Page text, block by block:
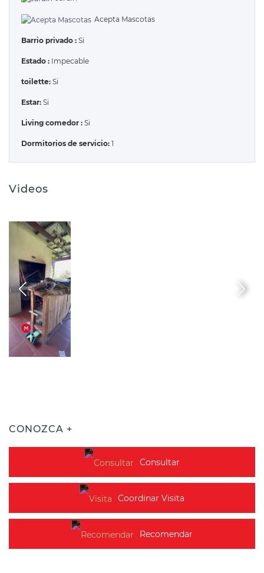
Acepta Mascotas
Barrio privado : Si
Estado : Impecable
toilette: Si
Estar: Si
Living comedor : Si
Dormitorios de servicio: 1
Videos
CONOZCA +
Consultar
Coordinar Visita
Recomendar